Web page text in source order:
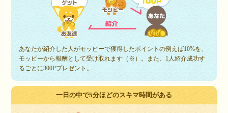
あなたが紹介した人がモッピーで獲得したポイントの例えば10%を、
モッピーから報酬として受け取れます（※）。また、1人紹介成功す
るごとに300Pプレゼント。
一日の中で5分ほどのスキマ時間がある